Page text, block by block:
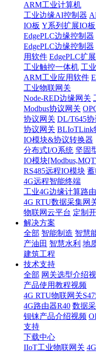
ARM工业计算机
工业边缘AI控制器
IO板 Y系列扩展IO板
EdgePLC边缘控制器
EdgePLC边缘控制器
用软件 EdgePLC扩
工业触控一体机 工
ARM工业应用软件
工业物联网关
Node-RED边缘网关
Modbus协议网关
协议网关 DL/T645
协议网关 BLIoTLink
IO模块&协议转换器
分布式I/O系统 坚固
IO模块
RS485远程IO模块
4G远程智能终端
工业4G边缘计算路
4G RTU数据采集网
物联网云平台 定制
解决方案
全部 智能制造 智慧
产油田 智慧水利 地
建筑工程
技术支持
全部 网关选型介绍
产品使用教程视频
4G RTU物联网关
4G路由器R40 数据
钡铼产品介绍视频
支持
下载中心
IIoT工业物联网关